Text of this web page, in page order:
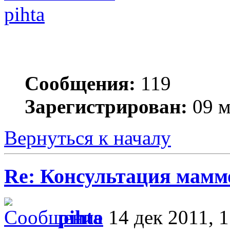
pihta
Сообщения: 119
Зарегистрирован: 09
Вернуться к началу
Re: Консультация
pihta 14 дек 2011,